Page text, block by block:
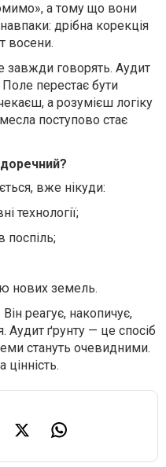
а тому що вони
дрібна корекція
восени.
говорять. Аудит
перестає бути
а розумієш логіку
поступово стає
вже нікуди:
технології;
поспіль;
нових земель.
реагує, накопичує,
Аудит ґрунту — це спосіб
стануть очевидними.
цінність.